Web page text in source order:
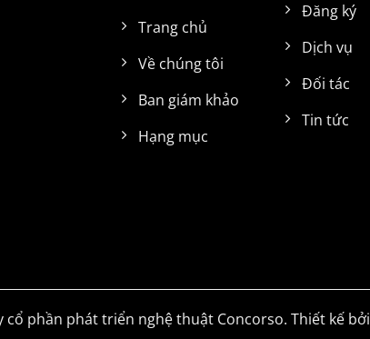
Trang chủ
Về chúng tôi
Ban giám khảo
Hạng mục
Đăng ký
Dịch vụ
Đối tác
Tin tức
phần phát triển nghệ thuật Concorso. Thiết kế bởi